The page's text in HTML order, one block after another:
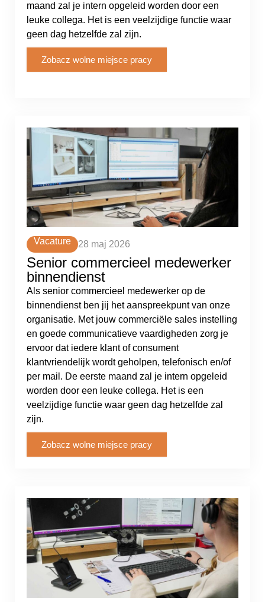
maand zal je intern opgeleid worden door een
leuke collega. Het is een veelzijdige functie waar
geen dag hetzelfde zal zijn.
Zobacz wolne miejsce pracy
Vacature 28 maj 2026
Senior commercieel medewerker
binnendienst
Als senior commercieel medewerker op de
binnendienst ben jij het aanspreekpunt van onze
organisatie. Met jouw commerciële sales instelling
en goede communicatieve vaardigheden zorg je
ervoor dat iedere klant of consument
klantvriendelijk wordt geholpen, telefonisch en/of
per mail. De eerste maand zal je intern opgeleid
worden door een leuke collega. Het is een
veelzijdige functie waar geen dag hetzelfde zal
zijn.
Zobacz wolne miejsce pracy